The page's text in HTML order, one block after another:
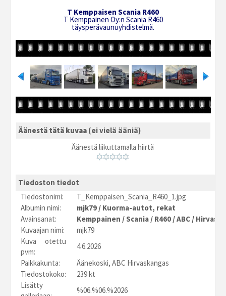
T Kemppaisen Scania R460
T Kemppainen Oy:n Scania R460
täysperävaunuyhdistelmä.
Äänestä tätä kuvaa (ei vielä ääniä)
Äänestä liikuttamalla hiirtä
Tiedoston tiedot
Tiedostonimi:
T_Kemppaisen_Scania_R460_1.jpg
Albumin nimi:
mjk79 / Kuorma-autot, rekat
Avainsanat:
Kemppainen /Scania / R460 /ABC /
Kuvaajan nimi:
mjk79
Kuva otettu
pvm:
4.6.2026
Paikkakunta:
Äänekoski, ABC Hirvaskangas
Tiedostokoko:
239 kt
Lisätty
%06.%06.%2026